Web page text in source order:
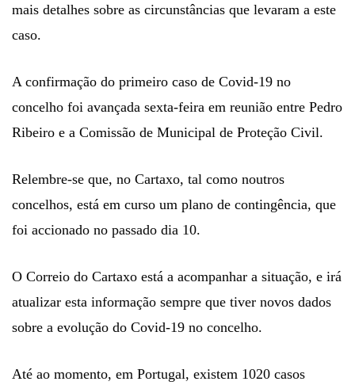
mais detalhes sobre as circunstâncias que levaram a este
caso.
A confirmação do primeiro caso de Covid-19 no
concelho foi avançada sexta-feira em reunião entre Pedro
Ribeiro e a Comissão de Municipal de Proteção Civil.
Relembre-se que, no Cartaxo, tal como noutros
concelhos, está em curso um plano de contingência, que
foi accionado no passado dia 10.
O Correio do Cartaxo está a acompanhar a situação, e irá
atualizar esta informação sempre que tiver novos dados
sobre a evolução do Covid-19 no concelho.
Até ao momento, em Portugal, existem 1020 casos